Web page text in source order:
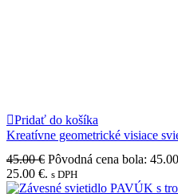
Pridať do košíka
Kreatívne geometrické visiace
45.00€ Pôvodná cena bola:
25.00 €. s DPH